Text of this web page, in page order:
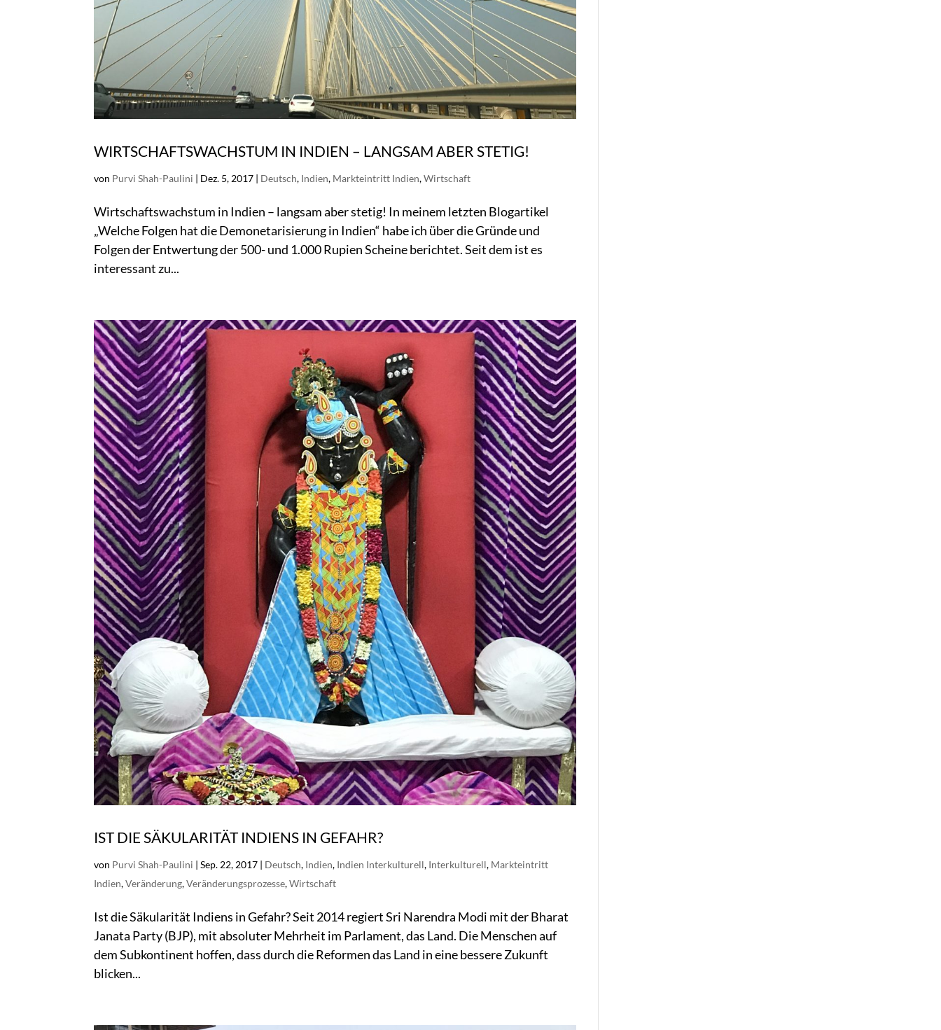
WIRTSCHAFTSWACHSTUM IN INDIEN – LANGSAM ABER STETIG!
von Purvi Shah-Paulini | Dez. 5, 2017 | Deutsch, Indien, Markteintritt Indien,Wirtschaft
Wirtschaftswachstum in Indien – langsam aber stetig! In meinem letzten Blogartikel
„Welche Folgen hat die Demonetarisierung in Indien“ habe ich über die Gründe und
Folgen der Entwertung der 500- und 1.000 Rupien Scheine berichtet. Seit dem ist es
interessant zu...
IST DIE SÄKULARITÄT INDIENS IN GEFAHR?
von Purvi Shah-Paulini |Sep. 22, 2017 | Deutsch, Indien, Indien Interkulturell, Interkulturell, Markteintritt
Indien,Veränderung,Veränderungsprozesse,Wirtschaft
Ist die Säkularität Indiens in Gefahr? Seit 2014 regiert Sri Narendra Modi mit der Bharat
Janata Party (BJP), mit absoluter Mehrheit im Parlament, das Land. Die Menschen auf
dem Subkontinent hoffen, dass durch die Reformen das Land in eine bessere Zukunft
blicken...